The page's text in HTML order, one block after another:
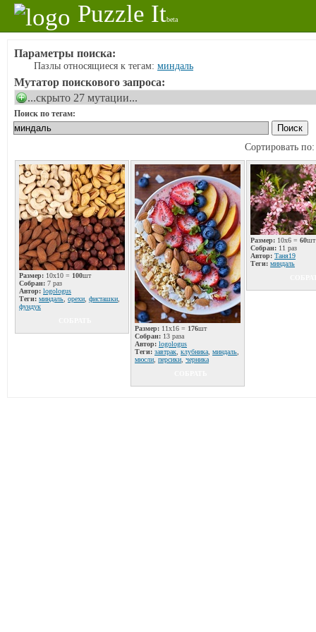
Puzzle Itbeta
Параметры поиска:
Пазлы относящиеся к тегам: миндаль
Мутатор поискового запроса:
...скрыто 27 мутации...
Поиск по тегам:
Сортировать
Размер: 10x10 = 100шт
Собран: 7 раз
Автор: logologus
Теги: миндаль орехи фисташки
фундук
Размер: 11x16 = 176шт
Собран: 13 раза
Автор: logologus
Теги: завтрак клубника миндаль
мюсли персики черника
Размер: 10x6 = 60шт
Собран: 11 раз
Автор: Таня19
Теги: миндаль